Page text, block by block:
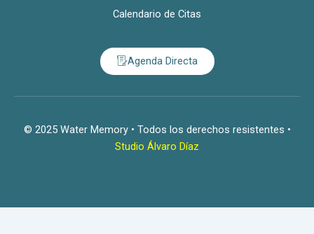
Calendario de Citas
Agenda Directa
© 2025 Water Memory • Todos los derechos resistentes •
Studio Álvaro Díaz